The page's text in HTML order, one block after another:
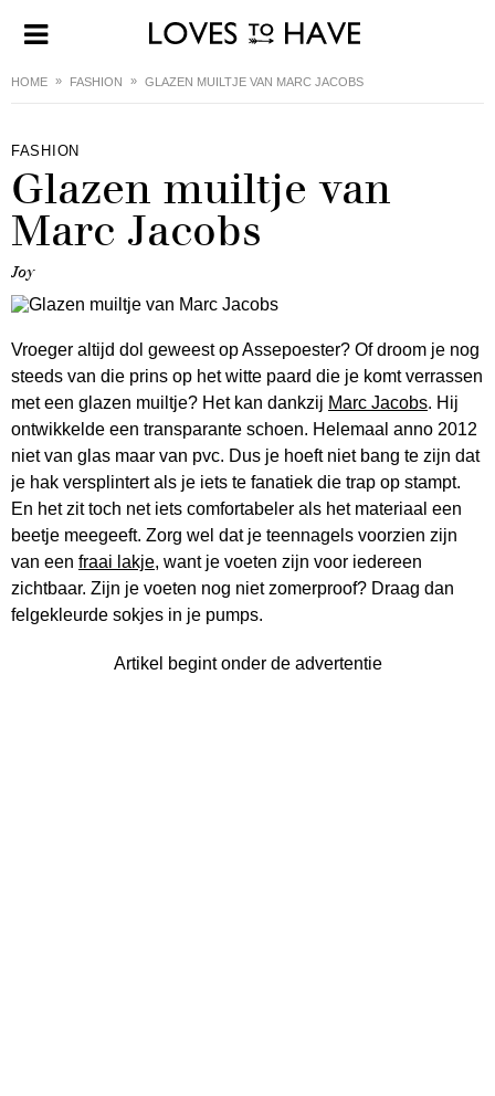
HOME FASHION GLAZEN MUILTJE VAN MARC JACOBS
FASHION
Glazen muiltje van
Marc Jacobs
Joy
Vroeger altijd dol geweest op Assepoester? Of droom je nog
steeds van die prins op het witte paard die je komt verrassen
met een glazen muiltje? Het kan dankzij Marc Jacobs. Hij
ontwikkelde een transparante schoen. Helemaal anno 2012
niet van glas maar van pvc. Dus je hoeft niet bang te zijn dat
je hak versplintert als je iets te fanatiek die trap op stampt.
En het zit toch net iets comfortabeler als het materiaal een
beetje meegeeft. Zorg wel dat je teennagels voorzien zijn
van een fraai lakje, want je voeten zijn voor iedereen
zichtbaar. Zijn je voeten nog niet zomerproof? Draag dan
felgekleurde sokjes in je pumps.
Artikel begint onder de advertentie